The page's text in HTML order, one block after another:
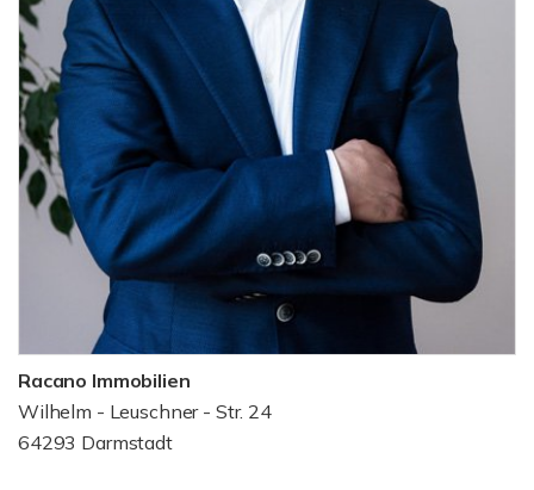
Racano Immobilien
Wilhelm - Leuschner - Str. 24
64293 Darmstadt